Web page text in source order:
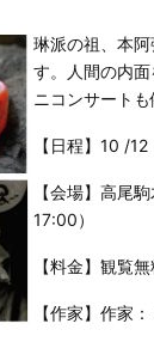
琳派の祖、本
す。人間の内
ニコンサートも
【日程】10 /
【会場】高尾
17:00）
【料金】観覧
【作家】作家